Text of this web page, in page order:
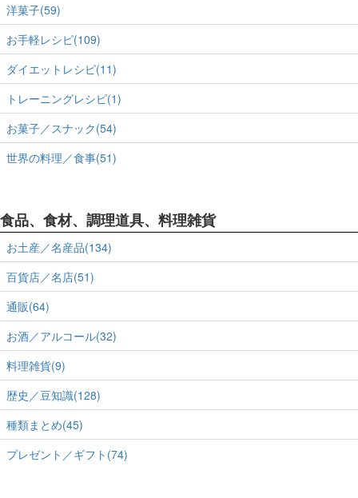
洋菓子(59)
お手軽レシピ(109)
ダイエットレシピ(11)
トレーニングレシピ(1)
お菓子／スナック(54)
世界の料理／食事(51)
食品、食材、調理道具、料理雑貨
お土産／名産品(134)
百貨店／名店(51)
通販(64)
お酒／アルコール(32)
料理雑貨(9)
歴史／豆知識(128)
種類まとめ(45)
プレゼント／ギフト(74)